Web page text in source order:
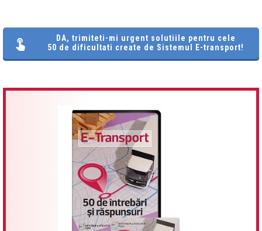
DA, trimiteti-mi urgent solutiile pentru cele
50 de dificultati create de Sistemul E-transport!